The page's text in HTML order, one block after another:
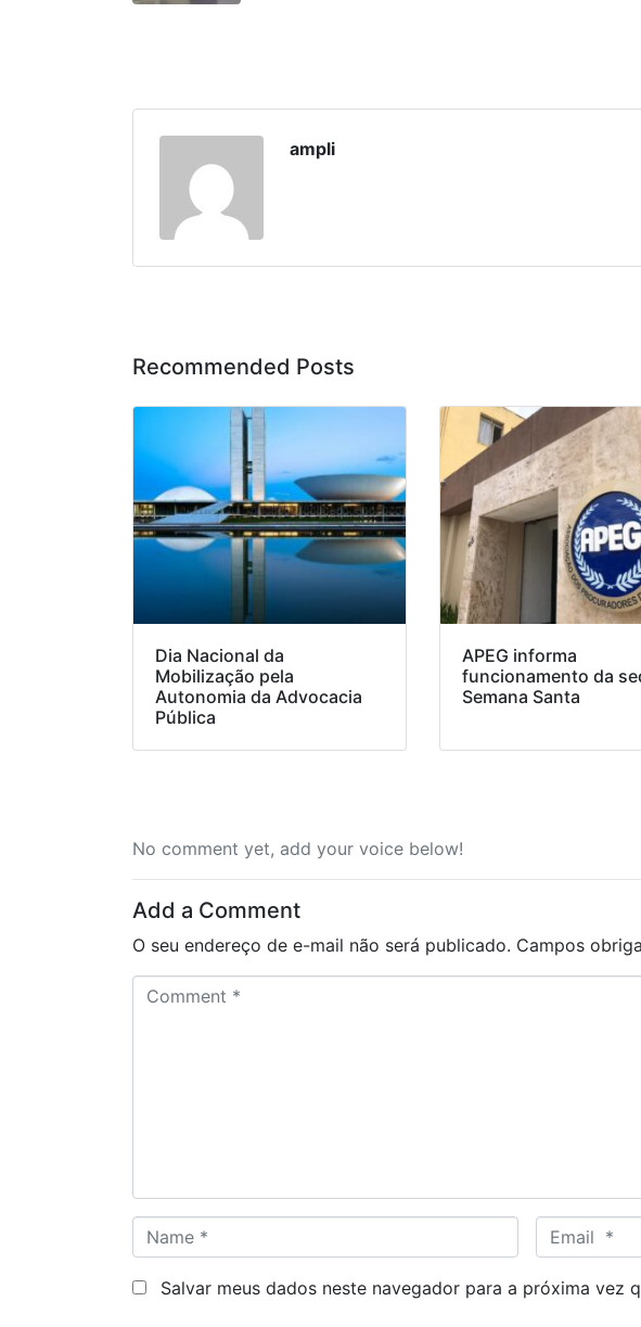
ampli
Recommended Posts
Dia Nacional da
Mobilização pela
Autonomia da Advocacia
Pública
APEG informa
funcionamento da
Semana Santa
No comment yet, add your voice below!
Add a Comment
O seu endereço de e-mail não será publicado. Campos
a
m
m
a
Salvar meus dados neste navegador para a próxima vez